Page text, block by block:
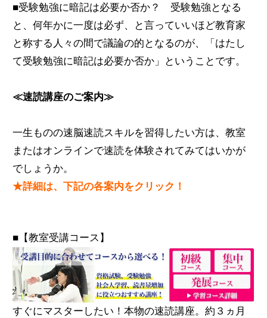
■受験勉強に暗記は必要か否か？ 受験勉強となる
と、何年かに一度は必ず、と言っていいほど教育家
と称する人々の間で議論の的となるのが、「はたし
て受験勉強に暗記は必要か否か」ということです。
≪速読講座のご案内≫
一生ものの速脳速読スキルを習得したい方は、教室
またはオンラインで速読を体験されてみてはいかが
でしょうか。
★詳細は、下記の各案内をクリック！
■【教室受講コース】
すぐにマスターしたい！本物の速読講座。約３ヵ月